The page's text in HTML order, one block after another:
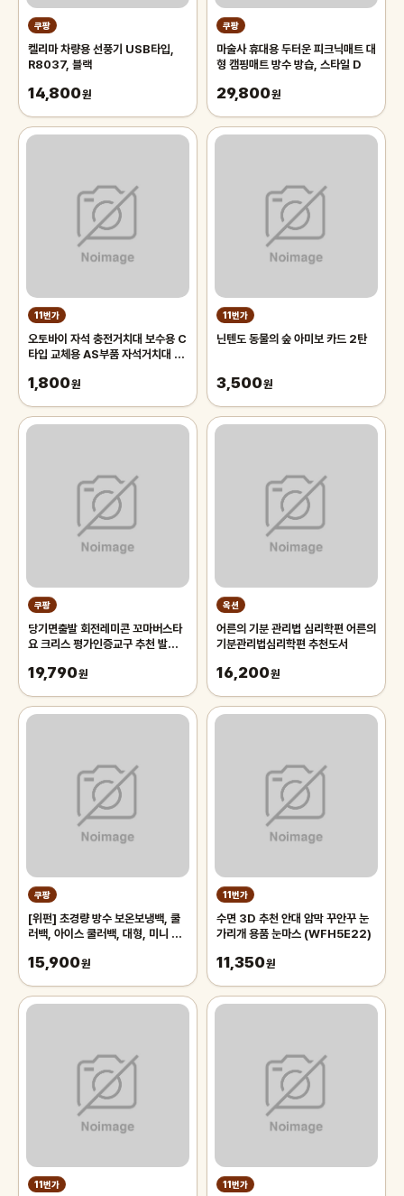
쿠팡
켈리마 차량용 선풍기 USB타입,
R8037, 블랙
14,800원
쿠팡
마술사 휴대용 두터운 피크닉매트 대
형 캠핑매트 방수 방습, 스타일 D
29,800원
11번가
오토바이 자석 충전거치대 보수용 C
타입 교체용 AS부품 자석거치대 배
1,800원
11번가
닌텐도 동물의 숲 아미보 카드 2탄
3,500원
쿠팡
당기면출발 회전레미콘 꼬마버스타
요 크리스 평가인증교구 추천 발달장
19,790원
옥션
어른의 기분 관리법 심리학편 어른의
기분관리법심리학편 추천도서
16,200원
쿠팡
[위펀] 초경량 방수 보온보냉백, 쿨
러백, 아이스 쿨러백, 대형, 미니 쿨
15,900원
11번가
수면 3D 추천 안대 암막 꾸안꾸 눈
가리개 용품 눈마스 (WFH5E22)
11,350원
11번가 11번가